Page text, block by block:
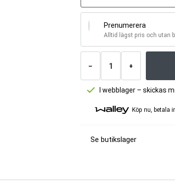
Prenumerera
Alltid lägst pris och utan
−
Antal
+
I webblager – skickas
Köp nu, betala
Se butikslager